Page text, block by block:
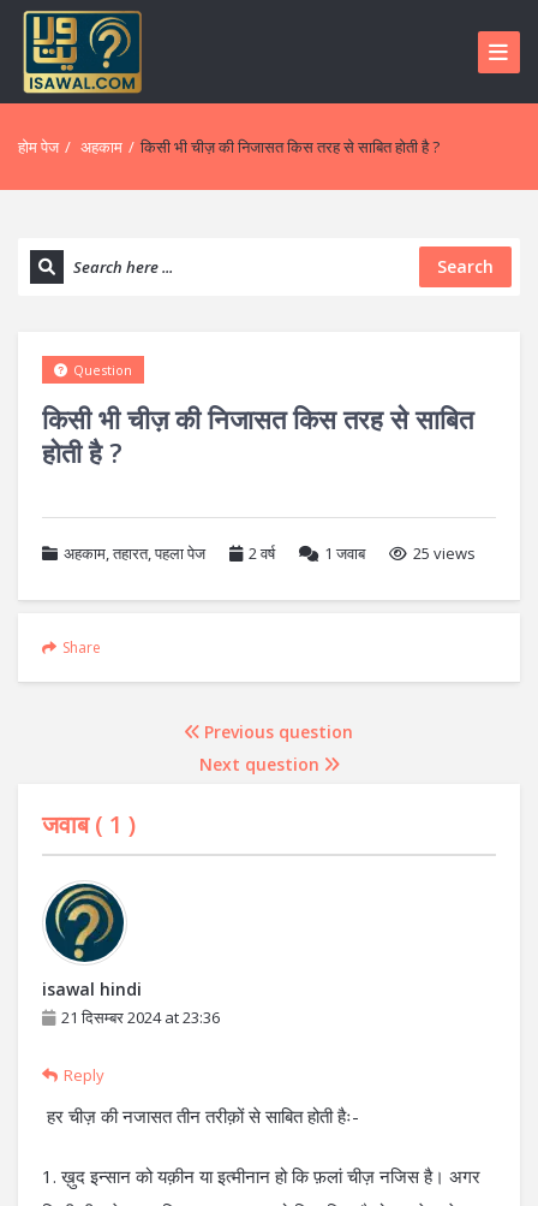
होम पेज / अहकाम / किसी भी चीज़ की निजासत किस तरह से साबित होती है ?
Search
किसी भी चीज़ की निजासत किस तरह से साबित
होती है ?
Question
अहकाम,तहारत,पहला पेज 2 वर्ष 1 जवाब 25 views
Share
Previous question
Next question
जवाब ( 1 )
isawal hindi
21 दिसम्बर 2024 at 23:36
Reply
हर चीज़ की नजासत तीन तरीक़ों से साबित होती हैः-
1. ख़ुद इन्सान को यक़ीन या इत्मीनान हो कि फ़लां चीज़ नजिस है। अगर